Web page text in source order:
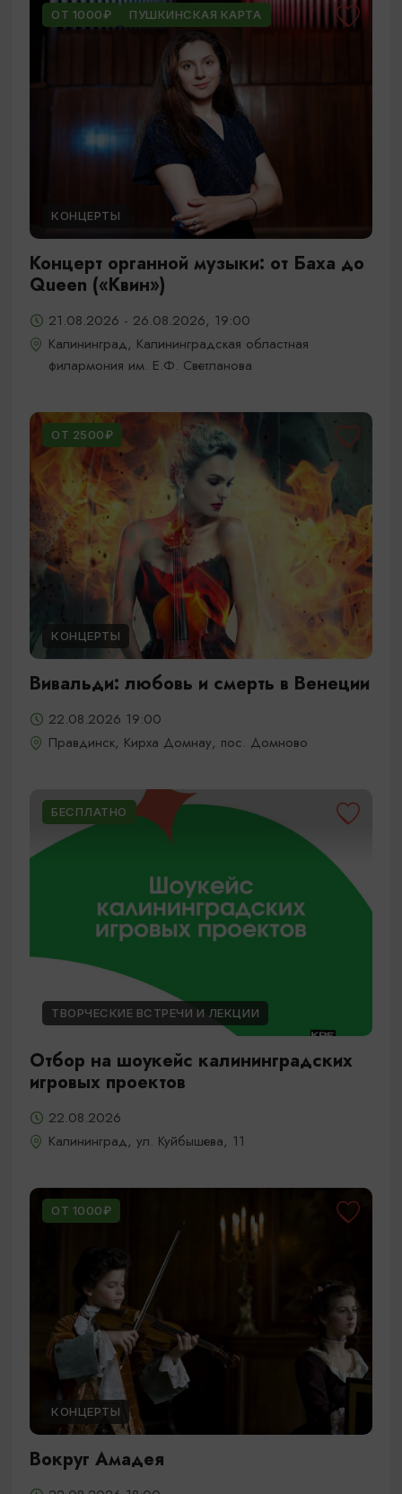
ОТ 1000₽ ПУШКИНСКАЯ КАРТА
КОНЦЕРТЫ
Концерт органной музыки: от Баха до
Queen («Квин»)
21.08.2026 - 26.08.2026, 19:00
Калининград, Калининградская областная
филармония им. Е.Ф. Светланова
ОТ 2500₽
КОНЦЕРТЫ
Вивальди: любовь и смерть в Венеции
22.08.2026 19:00
Правдинск, Кирха Домнау, пос. Домново
БЕСПЛАТНО
ТВОРЧЕСКИЕ ВСТРЕЧИ И ЛЕКЦИИ
Отбор на шоукейс калининградских
игровых проектов
22.08.2026
Калининград, ул. Куйбышева, 11
ОТ 1000₽
КОНЦЕРТЫ
Вокруг Амадея